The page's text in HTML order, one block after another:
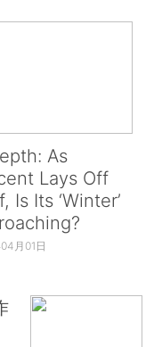
As
Lays Off
Is Its ‘Winter’
月01日